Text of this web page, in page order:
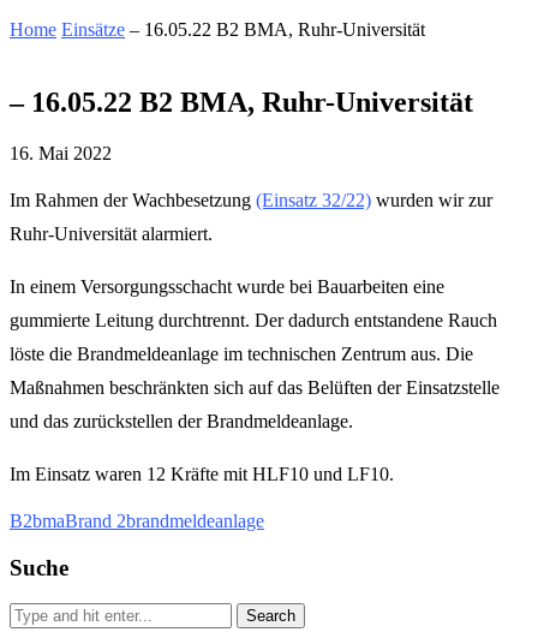
Home Einsätze – 16.05.22 B2 BMA, Ruhr-Universität
– 16.05.22 B2 BMA, Ruhr-Universität
16. Mai 2022
Im Rahmen der Wachbesetzung (Einsatz 32/22) wurden wir zur
Ruhr-Universität alarmiert.
In einem Versorgungsschacht wurde bei Bauarbeiten eine
gummierte Leitung durchtrennt. Der dadurch entstandene Rauch
löste die Brandmeldeanlage im technischen Zentrum aus. Die
Maßnahmen beschränkten sich auf das Belüften der Einsatzstelle
und das zurückstellen der Brandmeldeanlage.
Im Einsatz waren 12 Kräfte mit HLF10 und LF10.
B2bmaBrand 2brandmeldeanlage
Suche
Search